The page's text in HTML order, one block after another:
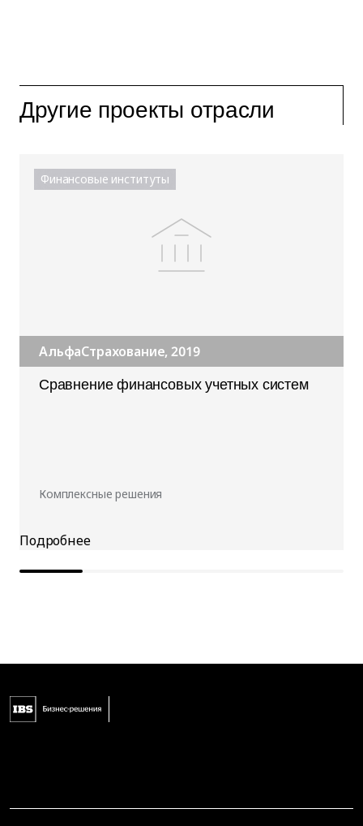
Другие проекты отрасли
Финансовые институты
АльфаСтрахование, 2019
Сравнение финансовых учетных систем
Комплексные решения